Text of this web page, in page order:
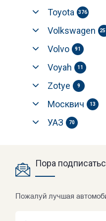
Toyota 376
Volkswagen
Volvo 91
Voyah 11
Zotye 9
Москвич 13
УАЗ 70
Пора
Пожалуй лучшая